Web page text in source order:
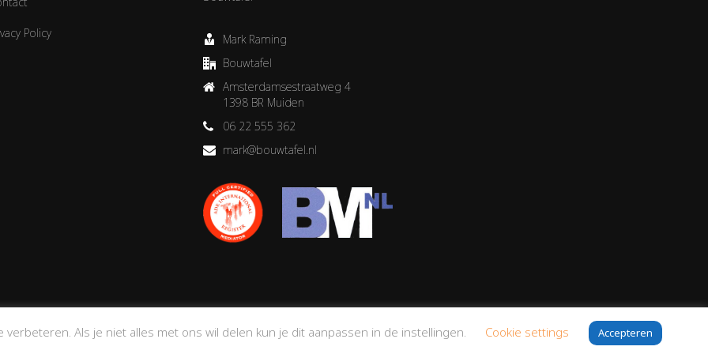
Policy
Mark Raming
Bouwtafel
Amsterdamsestraatweg 4
1398 BR Muiden
06 22 555 362
mark@bouwtafel.nl
Als je niet alles met ons wil delen kun je dit aanpassen in de instellingen. Cookie settings Accepteren